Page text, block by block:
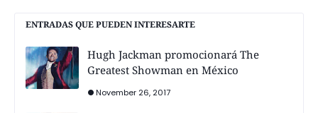
ENTRADAS QUE PUEDEN INTERESARTE
Hugh Jackman promocionará The
Greatest Showman en México
November 26, 2017